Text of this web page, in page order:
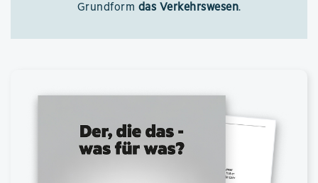
Grundform das Verkehrswesen.